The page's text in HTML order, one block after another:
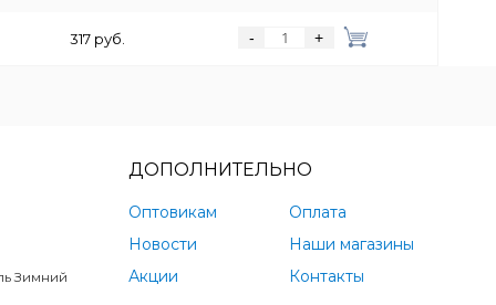
317 руб. - +
Зимний
ДОПОЛНИТЕЛЬНО
Оптовикам
Оплата
Новости
Наши магазины
Акции
Контакты